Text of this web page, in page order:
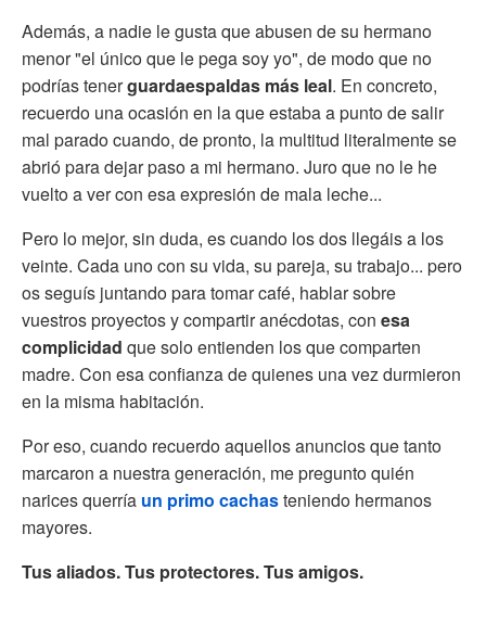
Además, a nadie le gusta que abusen de su hermano
menor "el único que le pega soy yo", de modo que no
podrías tenerguardaespaldas más leal. En concreto,
recuerdo una ocasión en la que estaba a punto de salir
mal parado cuando, de pronto, la multitud literalmente se
abrió para dejar paso a mi hermano. Juro que no le he
vuelto a ver con esa expresión de mala leche...
Pero lo mejor, sin duda, es cuando los dos llegáis a los
veinte. Cada uno con su vida, su pareja, su trabajo... pero
os seguís juntando para tomar café, hablar sobre
vuestros proyectos y compartir anécdotas, con esa
complicidad que solo entienden los que comparten
madre. Con esa confianza de quienes una vez durmieron
en la misma habitación.
Por eso, cuando recuerdo aquellos anuncios que tanto
marcaron a nuestra generación, me pregunto quién
narices querría un primo cachasteniendo hermanos
mayores.
Tus aliados. Tus protectores. Tus amigos.